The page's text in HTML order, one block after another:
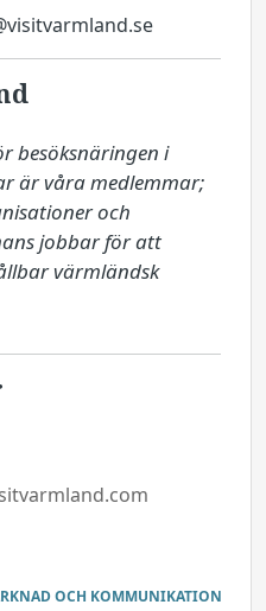
besöksnäringen i
är våra medlemmar;
och
jobbar för att
värmländsk
OCH KOMMUNIKATION